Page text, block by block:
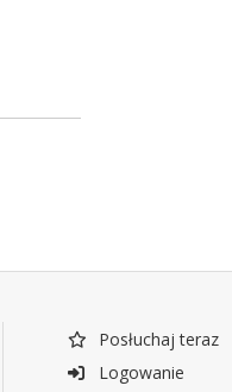
Posłuchaj teraz
Logowanie